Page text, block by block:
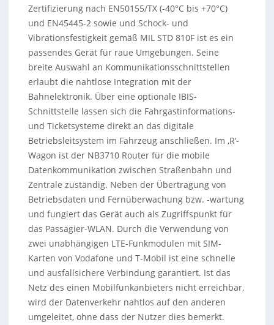
Zertifizierung nach EN50155/TX (-40°C bis +70°C)
und EN45445-2 sowie und Schock- und
Vibrationsfestigkeit gemäß MIL STD 810F ist es ein
passendes Gerät für raue Umgebungen. Seine
breite Auswahl an Kommunikationsschnittstellen
erlaubt die nahtlose Integration mit der
Bahnelektronik. Über eine optionale IBIS-
Schnittstelle lassen sich die Fahrgastinformations-
und Ticketsysteme direkt an das digitale
Betriebsleitsystem im Fahrzeug anschließen. Im ‚R‘-
Wagon ist der NB3710 Router für die mobile
Datenkommunikation zwischen Straßenbahn und
Zentrale zuständig. Neben der Übertragung von
Betriebsdaten und Fernüberwachung bzw. -wartung
und fungiert das Gerät auch als Zugriffspunkt für
das Passagier-WLAN. Durch die Verwendung von
zwei unabhängigen LTE-Funkmodulen mit SIM-
Karten von Vodafone und T-Mobil ist eine schnelle
und ausfallsichere Verbindung garantiert. Ist das
Netz des einen Mobilfunkanbieters nicht erreichbar,
wird der Datenverkehr nahtlos auf den anderen
umgeleitet, ohne dass der Nutzer dies bemerkt.